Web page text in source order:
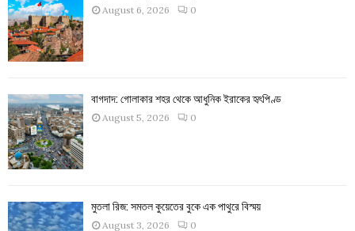
August 6, 2026 0
বাগদাদ: গোলাকার শহর থেকে আধুনিক ইরাকের হৃৎপিণ্ড
August 5, 2026 0
মুতলা রিজ: সমতল কুয়েতের বুকে এক পাথুরে বিস্ময়
August 3, 2026 0